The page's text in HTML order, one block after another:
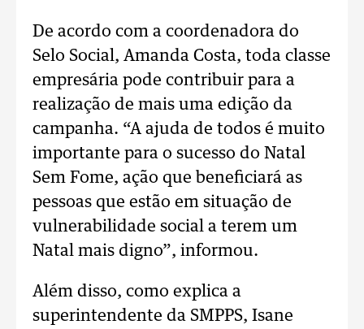
De acordo com a coordenadora do
Selo Social, Amanda Costa, toda classe
empresária pode contribuir para a
realização de mais uma edição da
campanha. “A ajuda de todos é muito
importante para o sucesso do Natal
Sem Fome, ação que beneficiará as
pessoas que estão em situação de
vulnerabilidade social a terem um
Natal mais digno”, informou.
Além disso, como explica a
superintendente da SMPPS, Isane